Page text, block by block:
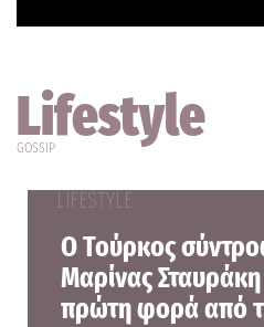
Lifestyle
GOSSIP
LIFESTYLE
Ο Τούρκος
Μαρίνας Σταυράκη
πρώτη φορά από